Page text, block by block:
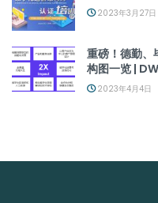
2023年3月27日
重磅！德勤、
构图一览 |
2023年4月4日